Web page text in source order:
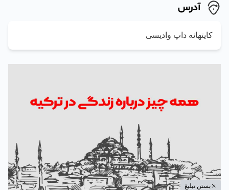
آدرس
کایتهانه داپ وادیسی
بستن تبلیغ